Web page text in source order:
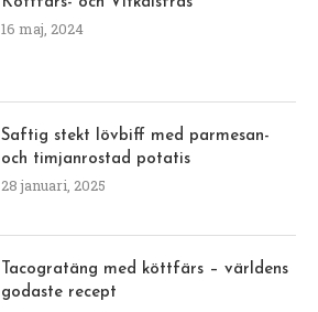
16 maj, 2024
Saftig stekt lövbiff med parmesan-
och timjanrostad potatis
28 januari, 2025
Tacogratäng med köttfärs – världens
godaste recept